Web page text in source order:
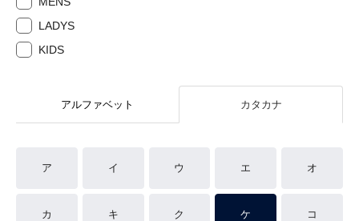
LADYS
KIDS
アルファベット カタカナ
ア イ ウ エ オ
カ キ ク ケ コ